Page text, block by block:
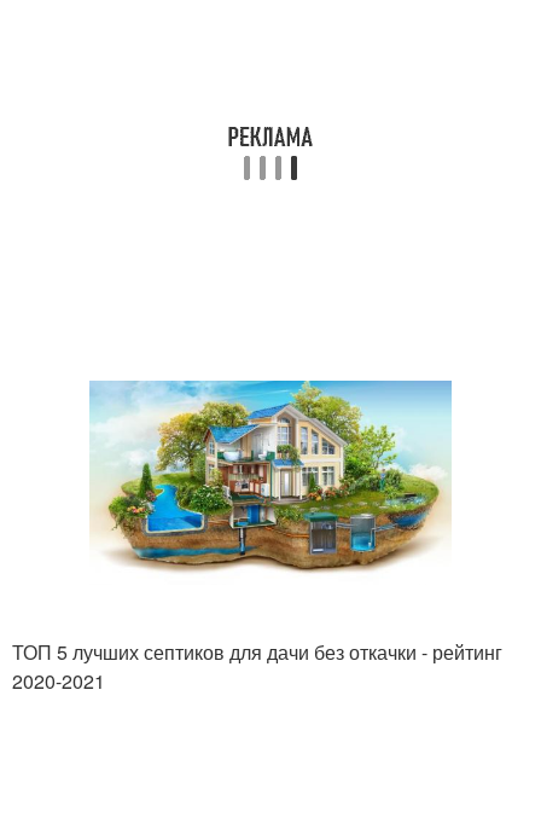
ТОП 5 лучших септиков для дачи без откачки - рейтинг
2020-2021